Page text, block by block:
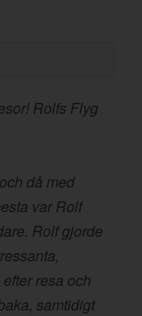
Rolfs Flyg
då med
var Rolf
Rolf gjorde
resa och
samtidigt